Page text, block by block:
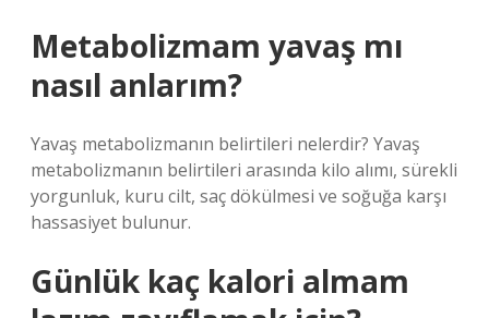
Metabolizmam yavaş mı
nasıl anlarım?
Yavaş metabolizmanın belirtileri nelerdir? Yavaş
metabolizmanın belirtileri arasında kilo alımı, sürekli
yorgunluk, kuru cilt, saç dökülmesi ve soğuğa karşı
hassasiyet bulunur.
Günlük kaç kalori almam